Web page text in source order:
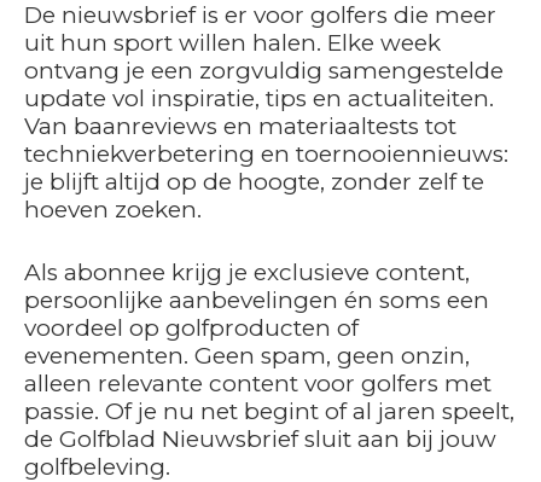
De nieuwsbrief is er voor golfers die meer
uit hun sport willen halen. Elke week
ontvang je een zorgvuldig samengestelde
update vol inspiratie, tips en actualiteiten.
Van baanreviews en materiaaltests tot
techniekverbetering en toernooiennieuws:
je blijft altijd op de hoogte, zonder zelf te
hoeven zoeken.
Als abonnee krijg je exclusieve content,
persoonlijke aanbevelingen én soms een
voordeel op golfproducten of
evenementen. Geen spam, geen onzin,
alleen relevante content voor golfers met
passie. Of je nu net begint of al jaren speelt,
de Golfblad Nieuwsbrief sluit aan bij jouw
golfbeleving.